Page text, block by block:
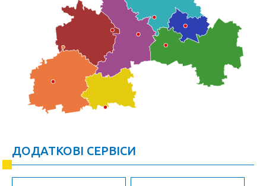
ДОДАТКОВІ СЕРВІСИ